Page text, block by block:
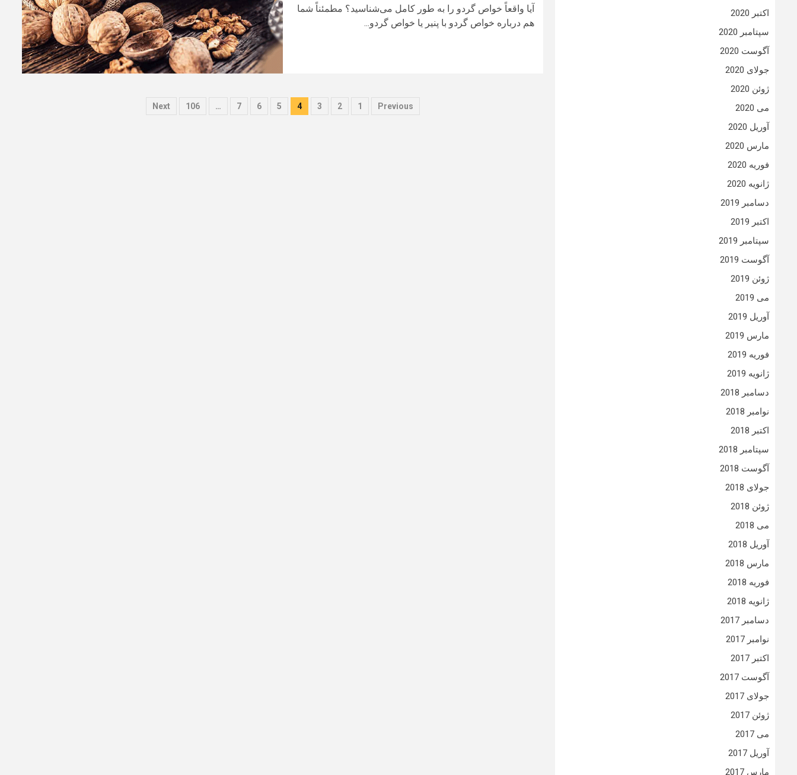
آیا واقعاً خواص گردو را به طور کامل می‌شناسید؟ مطمئناً شما
هم درباره خواص گردو با پنیر یا خواص گردو...
صفحه‌بندی
Previous
1
2
3
4
5
6
7
…
106
Next
اکتبر 2020
سپتامبر 2020
آگوست 2020
جولای 2020
ژوئن 2020
می 2020
آوریل 2020
مارس 2020
فوریه 2020
ژانویه 2020
دسامبر 2019
اکتبر 2019
سپتامبر 2019
آگوست 2019
ژوئن 2019
می 2019
آوریل 2019
مارس 2019
فوریه 2019
ژانویه 2019
دسامبر 2018
نوامبر 2018
اکتبر 2018
سپتامبر 2018
آگوست 2018
جولای 2018
ژوئن 2018
می 2018
آوریل 2018
مارس 2018
فوریه 2018
ژانویه 2018
دسامبر 2017
نوامبر 2017
اکتبر 2017
آگوست 2017
جولای 2017
ژوئن 2017
می 2017
آوریل 2017
مارس 2017